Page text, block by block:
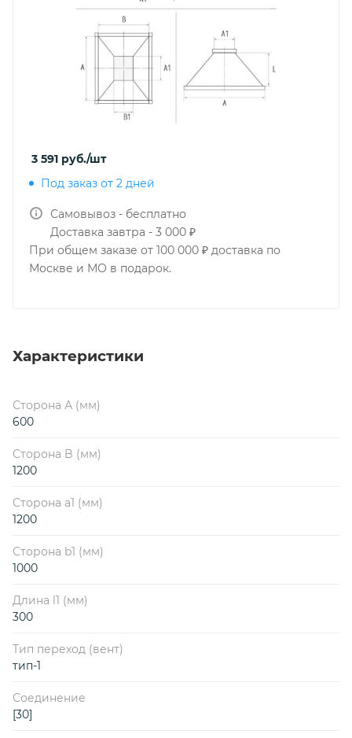
3 591 руб./шт
Под заказ от 2 дней
Самовывоз - бесплатно
Доставка завтра - 3 000 ₽
При общем заказе от 100 000 ₽ доставка по
Москве и МО в подарок.
Характеристики
Сторона А (мм)
600
Сторона B (мм)
1200
Сторона a1 (мм)
1200
Сторона b1 (мм)
1000
Длина l1 (мм)
300
Тип переход (вент)
тип-1
Соединение
[30]